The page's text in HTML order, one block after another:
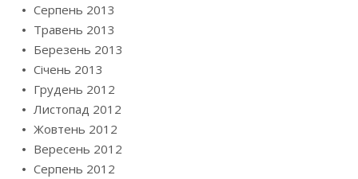
Серпень 2013
Травень 2013
Березень 2013
Січень 2013
Грудень 2012
Листопад 2012
Жовтень 2012
Вересень 2012
Серпень 2012